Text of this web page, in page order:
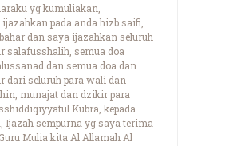
yg kumuliakan,
ijazahkan pada anda hizb saifi,
dan saya ijazahkan seluruh
salafusshalih, semua doa
dan semua doa dan
dari seluruh para wali dan
munajat dan dzikir para
Kubra, kepada
Ijazah sempurna yg saya terima
Mulia kita Al Allamah Al